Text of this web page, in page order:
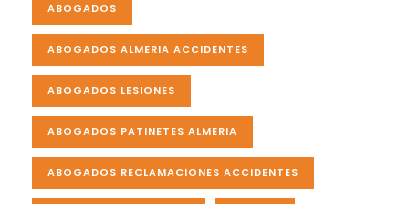
ABOGADOS
ABOGADOS ALMERIA ACCIDENTES
ABOGADOS LESIONES
ABOGADOS PATINETES ALMERIA
ABOGADOS RECLAMACIONES ACCIDENTES